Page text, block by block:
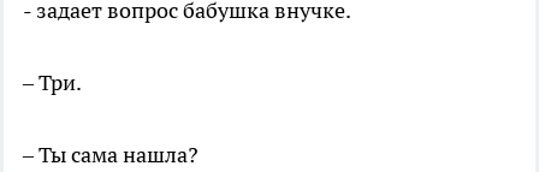
- задает вопрос бабушка внучке.
– Три.
– Ты сама нашла?